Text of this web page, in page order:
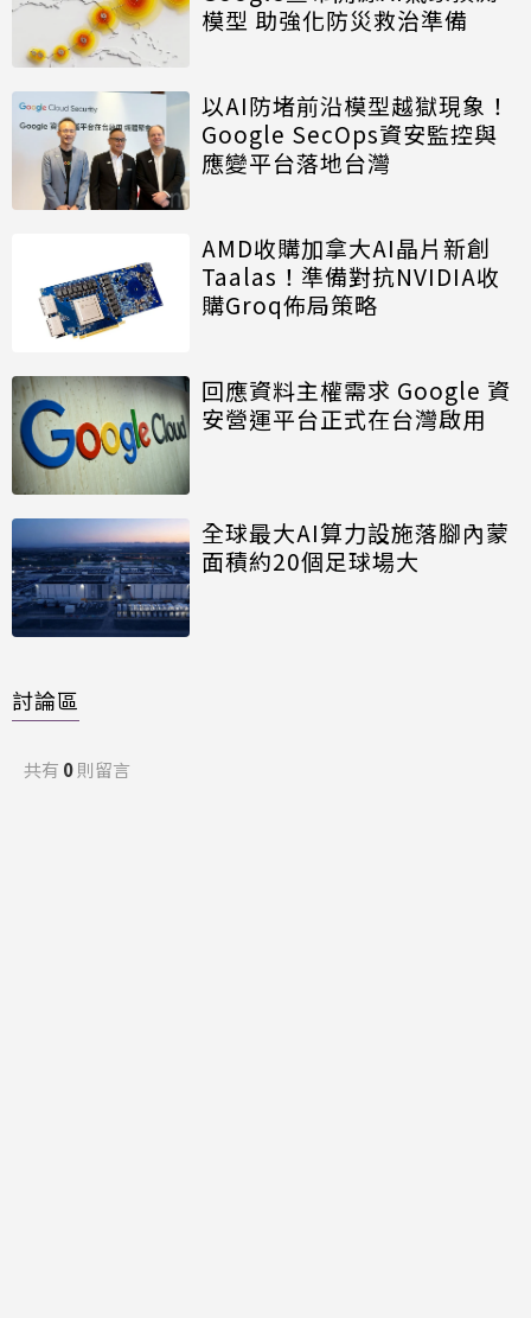
模型 助強化防災救治準備
以AI防堵前沿模型越獄現象！
Google SecOps資安監控與
應變平台落地台灣
AMD收購加拿大AI晶片新創
Taalas！準備對抗NVIDIA收
購Groq佈局策略
回應資料主權需求 Google 資
安營運平台正式在台灣啟用
全球最大AI算力設施落腳內蒙
面積約20個足球場大
討論區
共有 0則留言